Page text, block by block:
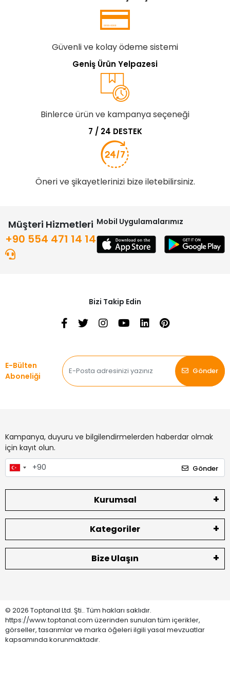
Güvenli ve kolay ödeme sistemi
Geniş Ürün Yelpazesi
Binlerce ürün ve kampanya seçeneği
7 / 24 DESTEK
Öneri ve şikayetlerinizi bize iletebilirsiniz.
Müşteri Hizmetleri
+90 554 471 14 14
Mobil Uygulamalarımız
Bizi Takip Edin
E-Bülten
Aboneliği
Gönder
Kampanya, duyuru ve bilgilendirmelerden haberdar olmak
için kayıt olun.
Gönder
Kurumsal
Kategoriler
Bize Ulaşın
© 2026 Toptanal Ltd. Şti.. Tüm hakları saklıdır.
https://www.toptanal.com üzerinden sunulan tüm içerikler,
görseller, tasarımlar ve marka öğeleri ilgili yasal mevzuatlar
kapsamında korunmaktadır.